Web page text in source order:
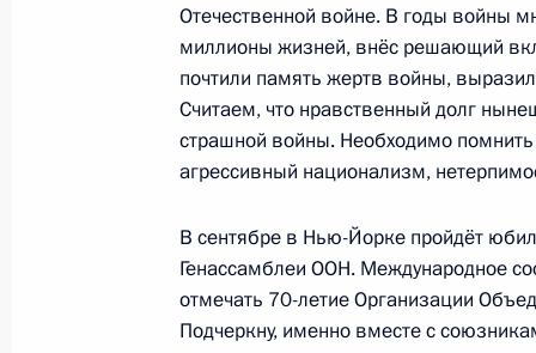
Документы
Контакты
Поиск
Подписаться
Версия для людей
с ограниченными
возможностями
символика
Обратиться к
Президент
гражданам
возраста
Виртуальный тур
Кремлю
Дикая природа
Отечественной войне. В годы войны
миллионы жизней, внёс решающий
почтили память жертв войны,
Считаем, что нравственный долг
страшной войны. Необходимо помнить
агрессивный национализм,
В сентябре в Нью-Йорке пройдёт
Генассамблеи ООН. Международное
отмечать 70-летие Организации
Подчеркну, именно вместе с